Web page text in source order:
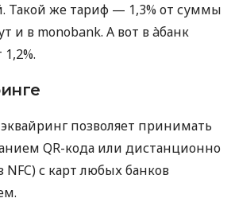
Такой же тариф — 1,3% от суммы
и в monobank. А вот в àбанк
позволяет принимать
QR-кода или дистанционно
NFC) с карт любых банков